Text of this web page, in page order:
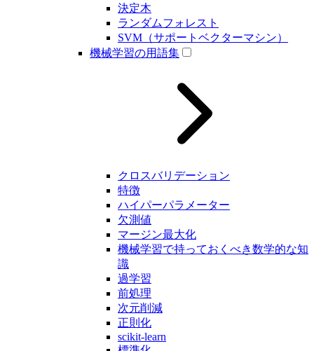
決定木
ランダムフォレスト
SVM（サポートベクターマシン）
機械学習の用語集
クロスバリデーション
特徴
ハイパーパラメーター
欠測値
マージン最大化
機械学習で持っておくべき数学的な知
識
過学習
前処理
次元削減
正則化
scikit-learn